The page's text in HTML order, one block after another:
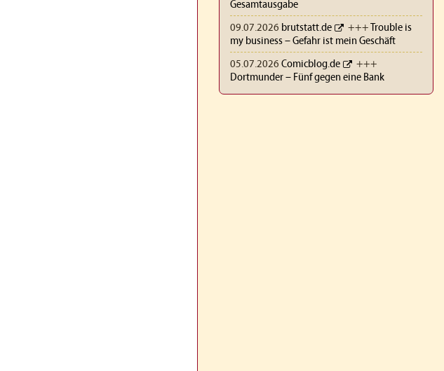
Gesamtausgabe
09.07.2026 brutstatt.de +++
Trouble is
my business – Gefahr ist mein Geschäft
05.07.2026 Comicblog.de
+++
Dortmunder – Fünf gegen eine Bank